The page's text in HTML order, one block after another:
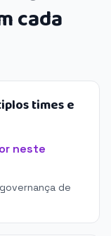
cada
times e
neste
de